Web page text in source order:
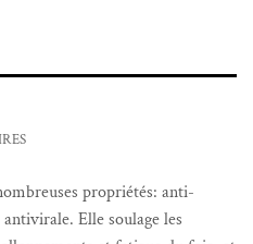
propriétés: anti-
Elle soulage les